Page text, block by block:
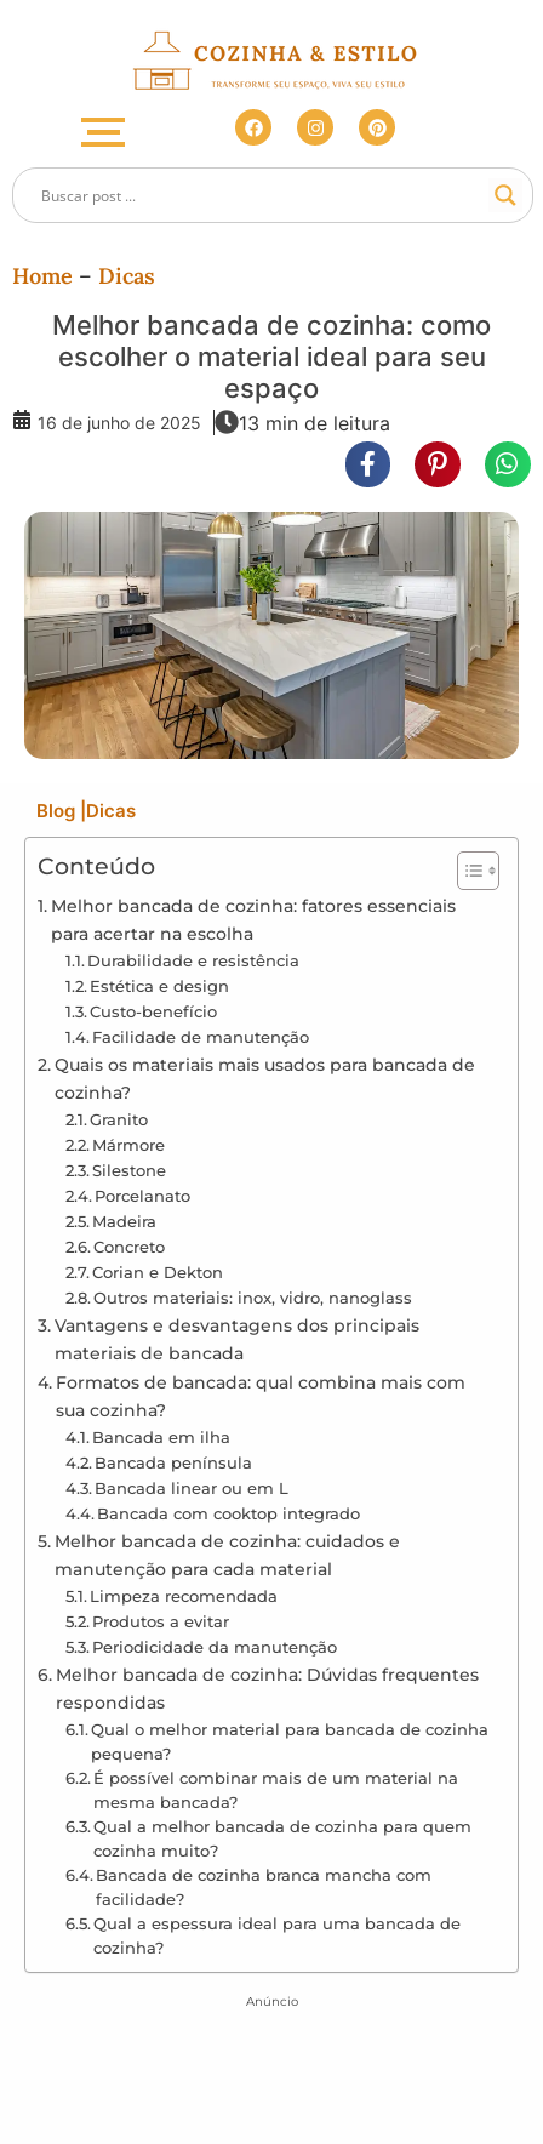
Home – Dicas
Melhor bancada de cozinha: como
escolher o material ideal para seu
espaço
16 de junho de 2025 13 min de leitura
Blog Dicas
Conteúdo
Melhor bancada de cozinha: fatores essenciais
para acertar na escolha
Durabilidade e resistência
Estética e design
Custo-benefício
Facilidade de manutenção
Quais os materiais mais usados para bancada de
cozinha?
Granito
Mármore
Silestone
Porcelanato
Madeira
Concreto
Corian e Dekton
Outros materiais: inox, vidro, nanoglass
Vantagens e desvantagens dos principais
materiais de bancada
Formatos de bancada: qual combina mais com
sua cozinha?
Bancada em ilha
Bancada península
Bancada linear ou em L
Bancada com cooktop integrado
Melhor bancada de cozinha: cuidados e
manutenção para cada material
Limpeza recomendada
Produtos a evitar
Periodicidade da manutenção
Melhor bancada de cozinha: Dúvidas frequentes
respondidas
Qual o melhor material para bancada de cozinha
pequena?
É possível combinar mais de um material na
mesma bancada?
Qual a melhor bancada de cozinha para quem
cozinha muito?
Bancada de cozinha branca mancha com
facilidade?
Qual a espessura ideal para uma bancada de
cozinha?
Anúncio